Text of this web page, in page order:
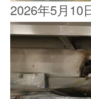
2026年5月10